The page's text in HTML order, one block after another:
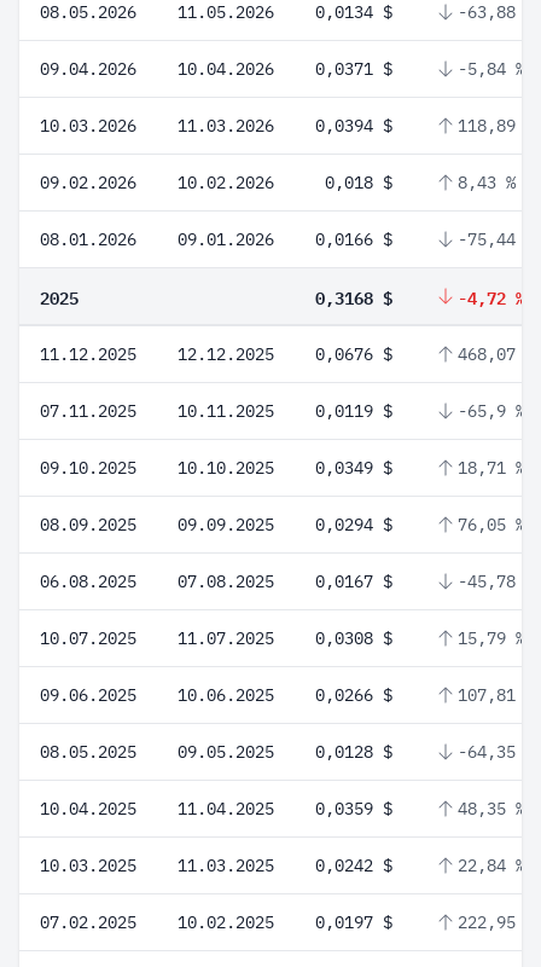
08.05.2026 11.05.2026 0,0134 $ -63,88 %
09.04.2026 10.04.2026 0,0371 $ -5,84 %
10.03.2026 11.03.2026 0,0394 $ 118,89 %
09.02.2026 10.02.2026 0,018 $ 8,43 %
08.01.2026 09.01.2026 0,0166 $ -75,44 %
2025 0,3168 $ -4,72 %
11.12.2025 12.12.2025 0,0676 $ 468,07 %
07.11.2025 10.11.2025 0,0119 $ -65,9 %
09.10.2025 10.10.2025 0,0349 $ 18,71 %
08.09.2025 09.09.2025 0,0294 $ 76,05 %
06.08.2025 07.08.2025 0,0167 $ -45,78 %
10.07.2025 11.07.2025 0,0308 $ 15,79 %
09.06.2025 10.06.2025 0,0266 $ 107,81 %
08.05.2025 09.05.2025 0,0128 $ -64,35 %
10.04.2025 11.04.2025 0,0359 $ 48,35 %
10.03.2025 11.03.2025 0,0242 $ 22,84 %
07.02.2025 10.02.2025 0,0197 $ 222,95 %